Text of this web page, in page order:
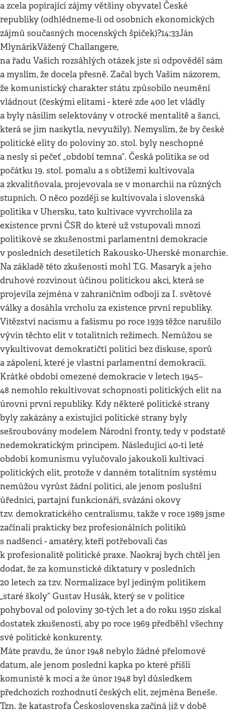
a zcela popírající zájmy většiny obyvatel České
republiky (odhlédneme-li od osobních ekonomických
zájmů současných mocenských špiček)?14:33Ján
MlynárikVážený Challangere,
na řadu Vašich rozsáhlých otázek jste si odpověděl sám
a myslím, že docela přesně. Začal bych Vašim názorem,
že komunistický charakter státu způsobilo neumění
vládnout (českými elitami - které zde 400 let vládly
a byly násilím selektovány v otrocké mentalitě a šanci,
která se jim naskytla, nevyužily). Nemyslím, že by české
politické elity do poloviny 20. stol. byly neschopné
a nesly si pečeť „období temna“. Česká politika se od
počátku 19. stol. pomalu a s obtížemi kultivovala
a zkvalitňovala, projevovala se v monarchii na různých
stupních. O něco později se kultivovala i slovenská
politika v Uhersku, tato kultivace vyvrcholila za
existence první ČSR do které už vstupovali mnozí
politikové se zkušenostmi parlamentní demokracie
v posledních desetiletích Rakousko-Uherské monarchie.
Na základě této zkušenosti mohl T.G. Masaryk a jeho
druhové rozvinout účinou politickou akci, která se
projevila zejména v zahraničním odboji za I. světové
války a dosáhla vrcholu za existence první republiky.
Vítězství nacismu a fašismu po roce 1939 těžce narušilo
vývin těchto elit v totalitních režimech. Nemůžou se
vykultivovat demokratičtí politici bez diskuse, sporů
a zápolení, které je vlastní parlamentní demokracii.
Krátké období omezené demokracie v letech 1945–
48 nemohlo rekultivovat schopnosti politických elit na
úrovni první republiky. Kdy některé politické strany
byly zakázány a existující politické strany byly
sešroubovány modelem Národní fronty, tedy v podstatě
nedemokratickým principem. Následující 40-ti leté
období komunismu vylučovalo jakoukoli kultivaci
politických elit, protože v danném totalitním systému
nemůžou vyrůst žádní politici, ale jenom poslušní
úředníci, partajní funkcionáři, svázáni okovy
tzv. demokratického centralismu, takže v roce 1989 jsme
začínali prakticky bez profesionálních politiků
s nadšenci - amatéry, kteří potřebovali čas
k profesionalitě politické praxe. Naokraj bych chtěl jen
dodat, že za komunstické diktatury v posledních
20 letech za tzv. Normalizace byl jediným politikem
„staré školy“ Gustav Husák, který se v politice
pohyboval od poloviny 30-tých let a do roku 1950 získal
dostatek zkušeností, aby po roce 1969 předběhl všechny
své politické konkurenty.
Máte pravdu, že únor 1948 nebylo žádné přelomové
datum, ale jenom poslední kapka po které přišli
komunisté k moci a že únor 1948 byl důsledkem
předchozích rozhodnutí českých elit, zejména Beneše.
Tzn. že katastrofa Československa začíná již v době